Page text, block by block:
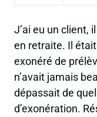
J’ai eu un client,
en retraite. Il
exonéré de
n’avait jamais
dépassait de
d’exonération.